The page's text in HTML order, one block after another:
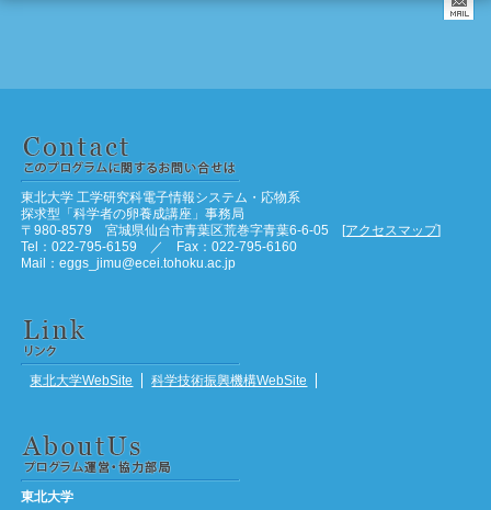
東北大学 工学研究科電子情報システム・応物系
探求型「科学者の卵養成講座」事務局
〒980-8579 宮城県仙台市青葉区荒巻字青葉6-6-05 [アクセスマップ]
Tel：022-795-6159 ／ Fax：022-795-6160
Mail：eggs_jimu@ecei.tohoku.ac.jp
東北大学WebSite 科学技術振興機構WebSite
東北大学